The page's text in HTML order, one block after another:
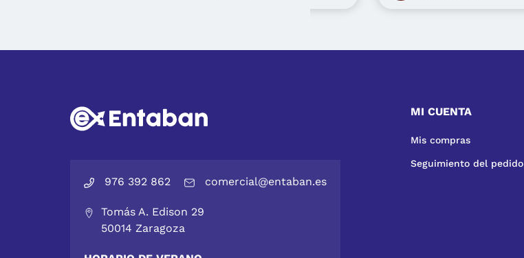
976 392 862 comercial@entaban.es
Tomás A. Edison 29
50014 Zaragoza
MI CUENTA
Mis compras
Seguimiento del pedido